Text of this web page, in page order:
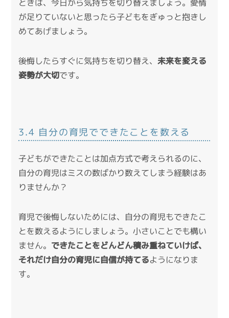
ときは、今日から気持ちを切り替えましょう。愛情
が足りていないと思ったら子どもをぎゅっと抱きし
めてあげましょう。
後悔したらすぐに気持ちを切り替え、未来を変える
姿勢が大切です。
3.4 自分の育児でできたことを数える
子どもができたことは加点方式で考えられるのに、
自分の育児はミスの数ばかり数えてしまう経験はあ
りませんか？
育児で後悔しないためには、自分の育児もできたこ
とを数えるようにしましょう。小さいことでも構い
ません。 できたことをどんどん積み重ねていけば、
それだけ自分の育児に自信が持てるようになりま
す。